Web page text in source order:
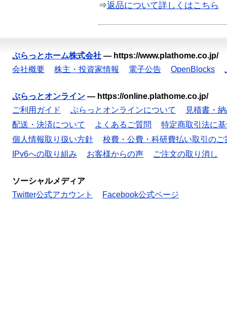
⇒返品について詳しくはこちら
ぷらっとホーム株式会社 — https://www.plathome.co.jp/
会社概要
株主・投資家情報 電子公告 OpenBlocks
ぷらっとオンライン — https://online.plathome.co.jp/
ご利用ガイド
ぷらっとオンラインについて
見積書・
配送・決済について
よくあるご質問
特定商取引法に
個人情報取り扱い方針
校費・公費・科研費払い取引のご
IPv6への取り組み
お客様からの声 ご注文の取り消し
ソーシャルメディア
Twitter公式アカウント
Facebook公式ページ